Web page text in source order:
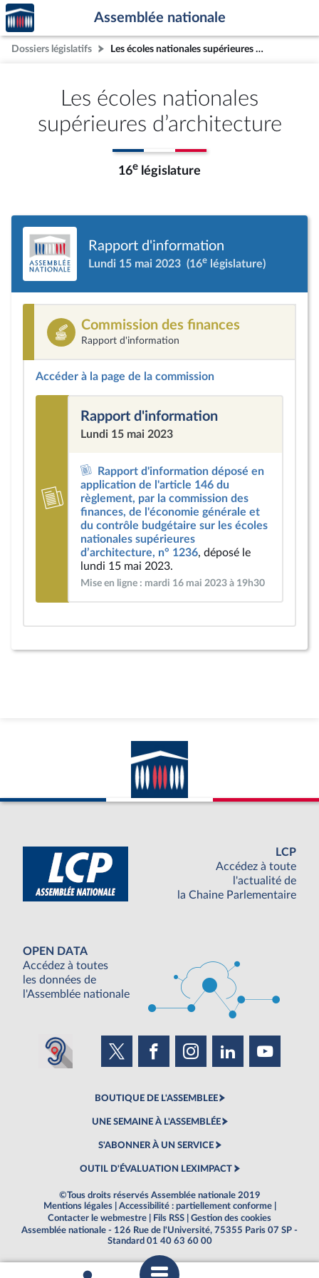
Aller au contenu
Aller en bas de la page
Accèder
à la
page
d'accueil
Assemblée nationale
Dossiers législatifs Les écoles nationales supérieures d’architecture
Les écoles nationales
supérieures d’architecture
16e législature
Rapport d'information
Lundi 15 mai 2023 (16e législature)
Commission des finances
Rapport d'information
Accéder à la page de la commission
Rapport d'information
Lundi 15 mai 2023
Rapport d'information déposé en
application de l'article 146 du
règlement, par la commission des
finances, de l'économie générale et
du contrôle budgétaire sur les écoles
nationales supérieures
d’architecture, n° 1236, déposé le
lundi 15 mai 2023.
Mise en ligne : mardi 16 mai 2023 à 19h30
LCP
Accédez à toute
l'actualité de
la Chaine Parlementaire
OPEN DATA
Accédez à toutes
les données de
l'Assemblée nationale
BOUTIQUE DE L'ASSEMBLEE
UNE SEMAINE À L'ASSEMBLÉE
S'ABONNER À UN SERVICE
OUTIL D'ÉVALUATION LEXIMPACT
©Tous droits réservés Assemblée nationale 2019
Mentions légales
Accessibilité : partiellement conforme
Contacter le webmestre
Fils RSS
Gestion des cookies
Assemblée nationale - 126 Rue de l'Université, 75355 Paris 07 SP -
Standard 01 40 63 60 00